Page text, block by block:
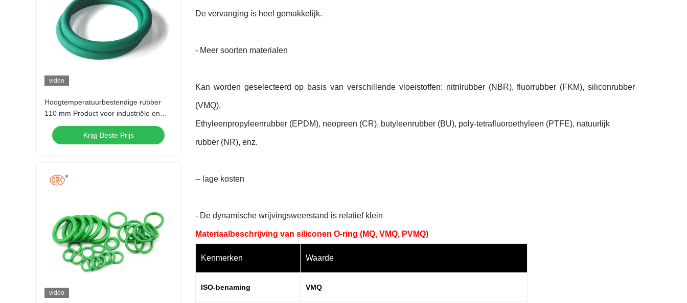
video
Hoogtemperatuurbestendige rubber
110 mm Product voor industriële en
commerciële doeleinden
Krijg Beste Prijs
video
De vervanging is heel gemakkelijk.
- Meer soorten materialen
Kan worden geselecteerd op basis van verschillende vloeistoffen: nitrilrubber (NBR), fluorrubber (FKM), siliconrubber
(VMQ),
Ethyleenpropyleenrubber (EPDM), neopreen (CR), butyleenrubber (BU), poly-tetrafluoroethyleen (PTFE), natuurlijk
rubber (NR), enz.
-- lage kosten
- De dynamische wrijvingsweerstand is relatief klein
Materiaalbeschrijving van siliconen O-ring (MQ, VMQ, PVMQ)
Kenmerken Waarde
ISO-benaming VMQ